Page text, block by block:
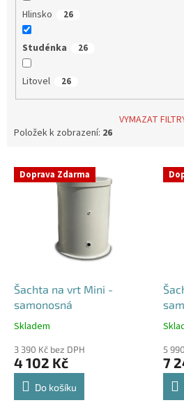
Hlinsko 26
Studénka 26
Litovel 26
VYMAZAT
Položek k zobrazení: 26
V Doprava Zdarma
Šachta na vrt Mini -
samonosná
Průměrné
produktu
je
4,4
Skladem
3 390 Kč bez DPH
4 102 Kč
Do košíku
je
4,3
5
7